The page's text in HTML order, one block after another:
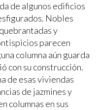
de algunos edificios
Nobles
y
parecen
columna aún guarda
con su construcción.
de esas viviendas
de jazmines y
columnas en sus